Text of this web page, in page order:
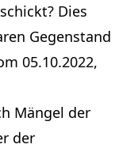
Dies
Gegenstand
05.10.2022,
Mängel der
der